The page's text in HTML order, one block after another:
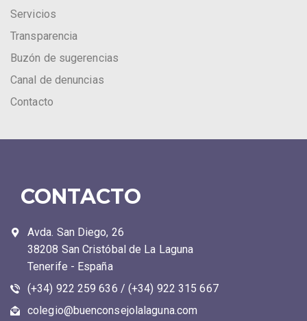
Servicios
Transparencia
Buzón de sugerencias
Canal de denuncias
Contacto
CONTACTO
Avda. San Diego, 26
38208 San Cristóbal de La Laguna
Tenerife - España
(+34) 922 259 636 / (+34) 922 315 667
colegio@buenconsejolalaguna.com